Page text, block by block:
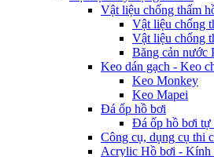
Vật liệu chống thấm
Vật liệu chống
Vật liệu chống
Băng cản nước
Keo dán gạch - Keo
Keo Monkey
Keo Mapei
Đá ốp hồ bơi
Đá ốp hồ bơi tự
Công cụ, dụng cụ thi
Acrylic Hồ bơi - Kính